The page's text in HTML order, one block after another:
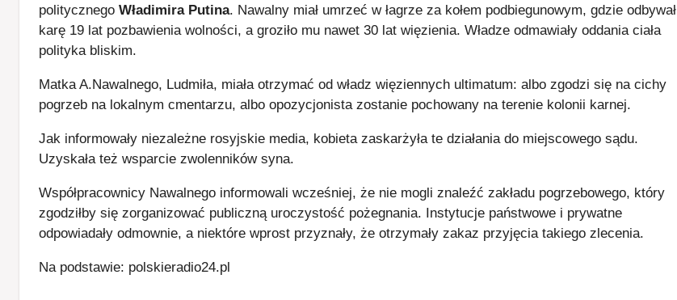
politycznego Władimira Putina. Nawalny miał umrzeć w łagrze za kołem podbiegunowym, gdzie odbywał
karę 19 lat pozbawienia wolności, a groziło mu nawet 30 lat więzienia. Władze odmawiały oddania ciała
polityka bliskim.
Matka A.Nawalnego, Ludmiła, miała otrzymać od władz więziennych ultimatum: albo zgodzi się na cichy
pogrzeb na lokalnym cmentarzu, albo opozycjonista zostanie pochowany na terenie kolonii karnej.
Jak informowały niezależne rosyjskie media, kobieta zaskarżyła te działania do miejscowego sądu.
Uzyskała też wsparcie zwolenników syna.
Współpracownicy Nawalnego informowali wcześniej, że nie mogli znaleźć zakładu pogrzebowego, który
zgodziłby się zorganizować publiczną uroczystość pożegnania. Instytucje państwowe i prywatne
odpowiadały odmownie, a niektóre wprost przyznały, że otrzymały zakaz przyjęcia takiego zlecenia.
Na podstawie: polskieradio24.pl